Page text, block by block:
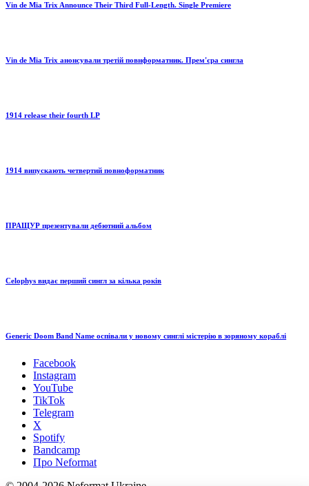
Vin de Mia Trix Announce Their Third Full-Length. Single Premiere
Vin de Mia Trix анонсували третій повнформатник. Прем'єра сингла
1914 release their fourth LP
1914 випускають четвертий повноформатник
ПРАЩУР презентували дебютний альбом
Celophys видає перший сингл за кілька років
Generic Doom Band Name оспівали у новому синглі містерію в зоряному кораблі
Facebook
Instagram
YouTube
TikTok
Telegram
X
Spotify
Bandcamp
Про Neformat